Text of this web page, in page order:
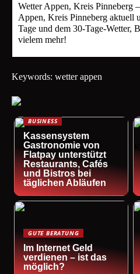
Wetter Appen, Kreis Pinneberg
Appen, Kreis Pinneberg aktuell
Tage und dem 30-Tage-Wetter,
vielem mehr!
Keywords: wetter appen
BUSINESS
Kassensystem
Gastronomie von
Flatpay unterstützt
Restaurants, Cafés
und Bistros bei
täglichen Abläufen
GUTE BERATUNG
Im Internet Geld
verdienen – ist das
möglich?